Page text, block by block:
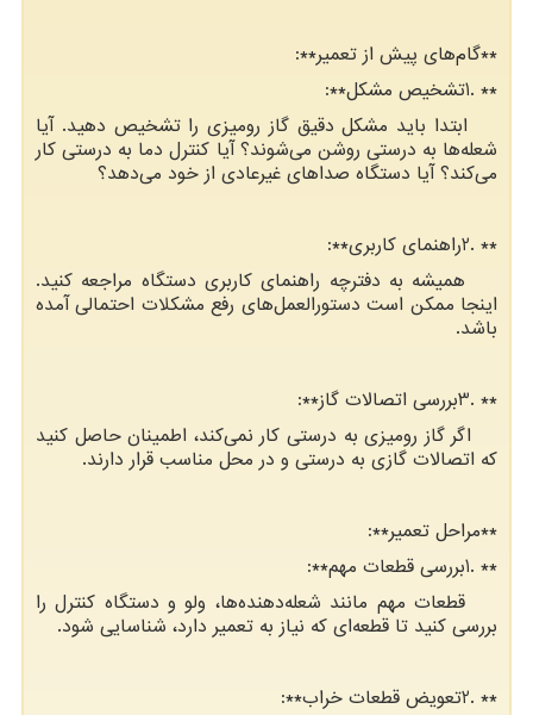
**گام‌های پیش از تعمیر:**
1. **تشخیص مشکل:**
ابتدا باید مشکل دقیق گاز رومیزی را تشخیص دهید. آیا
شعله‌ها به درستی روشن می‌شوند؟ آیا کنترل دما به درستی کار
می‌کند؟ آیا دستگاه صداهای غیرعادی از خود می‌دهد؟
2. **راهنمای کاربری:**
همیشه به دفترچه راهنمای کاربری دستگاه مراجعه کنید.
اینجا ممکن است دستورالعمل‌های رفع مشکلات احتمالی آمده
باشد.
3. **بررسی اتصالات گاز:**
اگر گاز رومیزی به درستی کار نمی‌کند، اطمینان حاصل کنید
که اتصالات گازی به درستی و در محل مناسب قرار دارند.
**مراحل تعمیر:**
1. **بررسی قطعات مهم:**
قطعات مهم مانند شعله‌دهنده‌ها، ولو و دستگاه کنترل را
بررسی کنید تا قطعه‌ای که نیاز به تعمیر دارد، شناسایی شود.
2. **تعویض قطعات خراب:**